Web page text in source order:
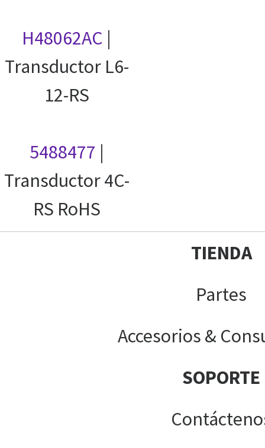
H48062AC |
Transductor L6-
12-RS
5488477 |
Transductor 4C-
RS RoHS
TIENDA
Partes
Accesorios &
SOPORTE